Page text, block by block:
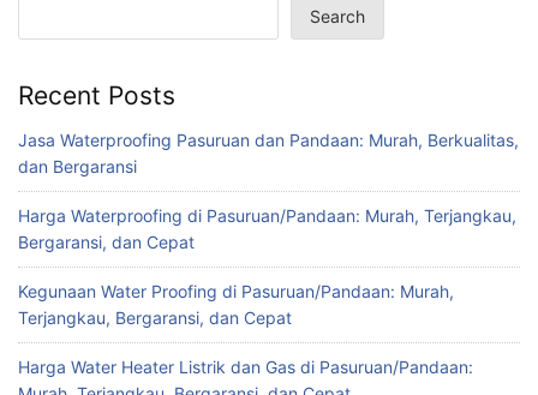
Search
Recent Posts
Jasa Waterproofing Pasuruan dan Pandaan: Murah, Berkualitas,
dan Bergaransi
Harga Waterproofing di Pasuruan/Pandaan: Murah, Terjangkau,
Bergaransi, dan Cepat
Kegunaan Water Proofing di Pasuruan/Pandaan: Murah,
Terjangkau, Bergaransi, dan Cepat
Harga Water Heater Listrik dan Gas di Pasuruan/Pandaan: